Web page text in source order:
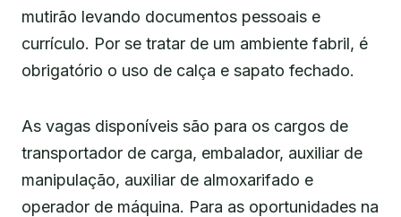
mutirão levando documentos pessoais e
currículo. Por se tratar de um ambiente fabril, é
obrigatório o uso de calça e sapato fechado.
As vagas disponíveis são para os cargos de
transportador de carga, embalador, auxiliar de
manipulação, auxiliar de almoxarifado e
operador de máquina. Para as oportunidades na